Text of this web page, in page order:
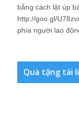
bằng cách lật úp
http://goo.gl/
phía người lao
Quà tặng tài